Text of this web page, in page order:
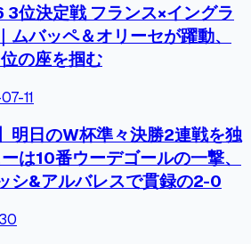
3位決定戦 フランス×イングラ
ムバッペ＆オリーセが躍動、
の座を掴む
11
明日のW杯準々決勝2連戦を独
は10番ウーデゴールの一撃、
シ&アルバレスで貫録の2-0